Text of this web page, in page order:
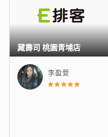
李盈萱
藏壽司 桃園青埔店